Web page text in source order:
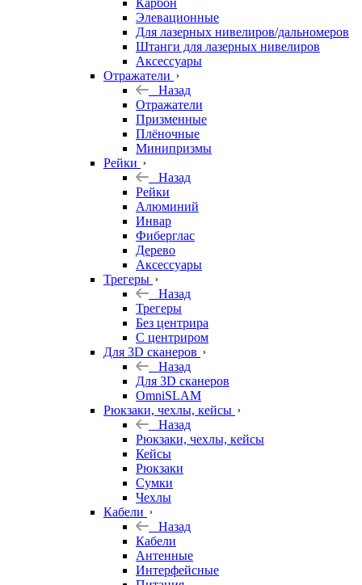
Карбон
Элевационные
Для лазерных нивелиров/дальномеров
Штанги для лазерных нивелиров
Аксессуары
Отражатели
Назад
Отражатели
Призменные
Плёночные
Минипризмы
Рейки
Назад
Рейки
Алюминий
Инвар
Фиберглас
Дерево
Аксессуары
Трегеры
Назад
Трегеры
Без центрира
С центриром
Для 3D сканеров
Назад
Для 3D сканеров
OmniSLAM
Рюкзаки, чехлы, кейсы
Назад
Рюкзаки, чехлы, кейсы
Кейсы
Рюкзаки
Сумки
Чехлы
Кабели
Назад
Кабели
Антенные
Интерфейсные